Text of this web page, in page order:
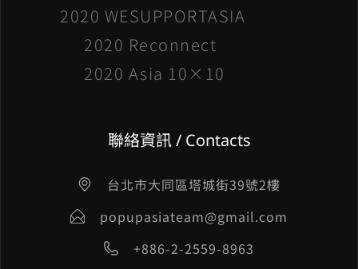
2020 WESUPPORTASIA
2020 Reconnect
2020 Asia 10×10
聯絡資訊 / Contacts
台北市大同區塔城街39號2樓
popupasiateam@gmail.com
+886-2-2559-8963